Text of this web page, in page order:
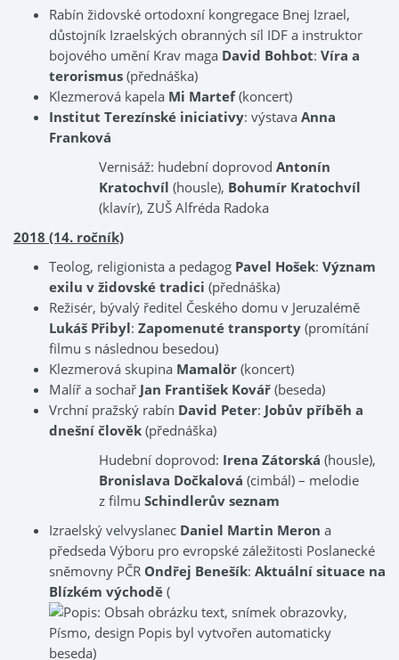
Rabín židovské ortodoxní kongregace Bnej Izrael,
důstojník Izraelských obranných síl IDF a instruktor
bojového umění Krav maga David Bohbot: Víra a
terorismus (přednáška)
Klezmerová kapela Mi Martef(koncert)
Institut Terezínské iniciativy: výstava Anna
Franková
Vernisáž: hudební doprovod Antonín
Kratochvíl (housle), Bohumír Kratochvíl
(klavír), ZUŠ Alfréda Radoka
2018 (14. ročník)
Teolog, religionista a pedagog Pavel Hošek: Význam
exilu v židovské tradici (přednáška)
Režisér, bývalý ředitel Českého domu v Jeruzalémě
Lukáš Přibyl: Zapomenuté transporty (promítání
filmu s následnou besedou)
Klezmerová skupina Mamalör (koncert)
Malíř a sochař Jan František Kovář (beseda)
Vrchní pražský rabín David Peter: Jobův příběh a
dnešní člověk (přednáška)
Hudební doprovod: Irena Zátorská (housle),
Bronislava Dočkalová (cimbál) – melodie
z filmu Schindlerův seznam
Izraelský velvyslanec Daniel Martin Meron a
předseda Výboru pro evropské záležitosti Poslanecké
sněmovny PČR Ondřej Benešík: Aktuální situace na
Blízkém východě (
beseda)